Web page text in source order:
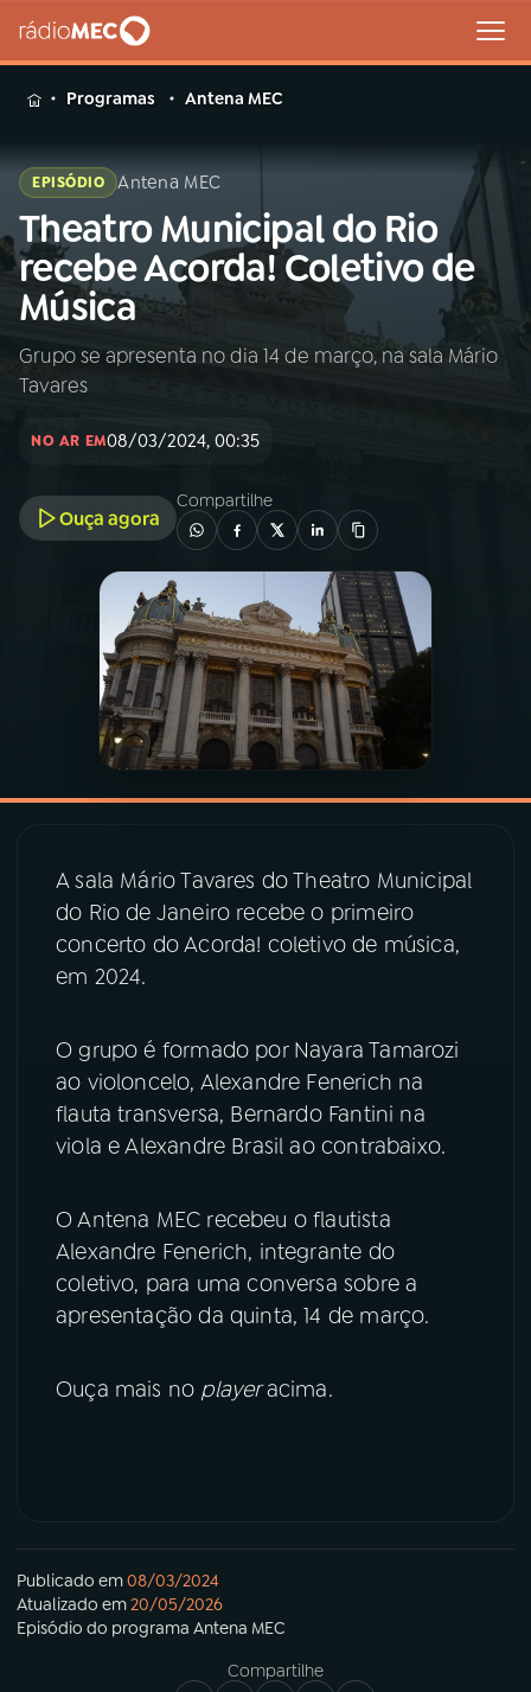
MENU
Buscar
na
Rádio
MEC
Buscar
Início AO VIVO
INÍCIO
A RÁDIO
PROGRAMAÇÃO
PROGRAMAS
PODCASTS
ÚLTIMAS
08 PRÊMIO RÁDIO MEC
ACOMPANHE A RÁDIO MEC
YouTube Facebook
TikTok
Programas Antena MEC
EPISÓDIO Antena MEC
Theatro Municipal do Rio
recebe Acorda! Coletivo de
Música
Grupo se apresenta no dia 14 de março, na sala Mário
Tavares
NO AR EM08/03/2024, 00:35
Ouça agora
Compartilhe
A sala Mário Tavares do Theatro Municipal
do Rio de Janeiro recebe o primeiro
concerto do Acorda! coletivo de música,
em 2024.
O grupo é formado por Nayara Tamarozi
ao violoncelo, Alexandre Fenerich na
flauta transversa, Bernardo Fantini na
viola e Alexandre Brasil ao contrabaixo.
O Antena MEC recebeu o flautista
Alexandre Fenerich, integrante do
coletivo, para uma conversa sobre a
apresentação da quinta, 14 de março.
Ouça mais no playeracima.
Publicado em08/03/2024
Atualizado em20/05/2026
Episódio do programa Antena MEC
Compartilhe